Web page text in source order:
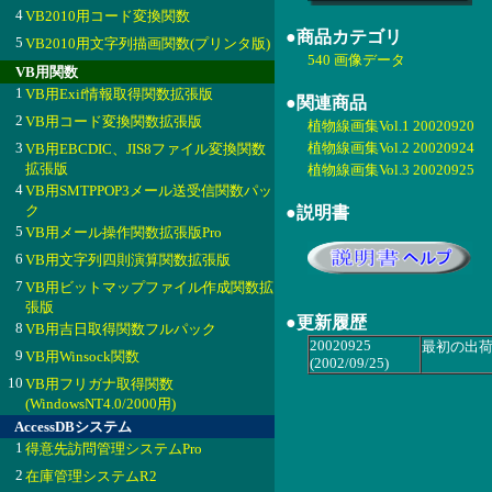
4VB2010用コード変換関数
5 VB2010用文字列描画関数(プリンタ版)
VB用関数
1 VB用Exif情報取得関数拡張版
2 VB用コード変換関数拡張版
3 VB用EBCDIC、JIS8ファイル変換関数
拡張版
4VB用SMTPPOP3メール送受信関数パッ
ク
5 VB用メール操作関数拡張版Pro
6 VB用文字列四則演算関数拡張版
7 VB用ビットマップファイル作成関数拡
張版
8 VB用吉日取得関数フルパック
9 VB用Winsock関数
10 VB用フリガナ取得関数
(WindowsNT4.0/2000用)
AccessDBシステム
1 得意先訪問管理システムPro
2 在庫管理システムR2
●商品カテゴリ
540 画像データ
●関連商品
植物線画集Vol.1 20020920
植物線画集Vol.2 20020924
植物線画集Vol.3 20020925
●説明書
●更新履歴
20020925
(2002/09/25)
最初の出荷